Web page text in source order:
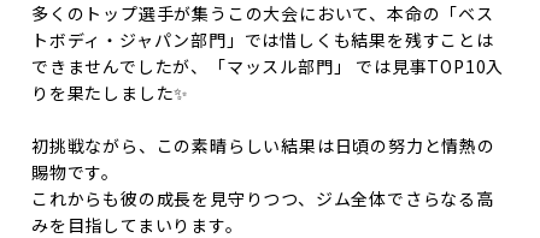
多くのトップ選手が集うこの大会において、本命の「ベス
トボディ・ジャパン部門」では惜しくも結果を残すことは
できませんでしたが、「マッスル部門」 では見事TOP10入
りを果たしました✨
初挑戦ながら、この素晴らしい結果は日頃の努力と情熱の
賜物です。
これからも彼の成長を見守りつつ、ジム全体でさらなる高
みを目指してまいります。